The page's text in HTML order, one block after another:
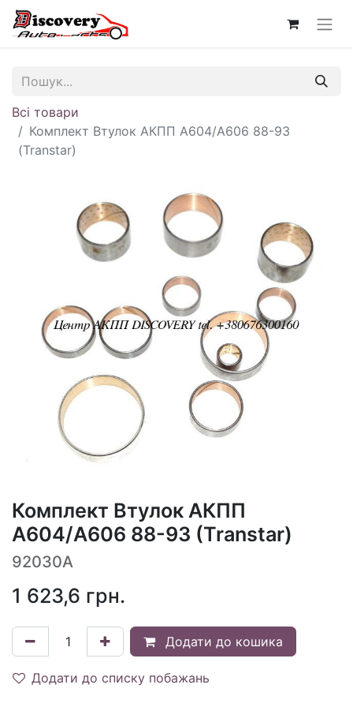
Всі товари
Комплект Втулок АКПП A604/A606 88-93
(Transtar)
Комплект Втулок АКПП
A604/A606 88-93 (Transtar)
92030A
1 623,6 грн.
Додати до кошика
Додати до списку побажань